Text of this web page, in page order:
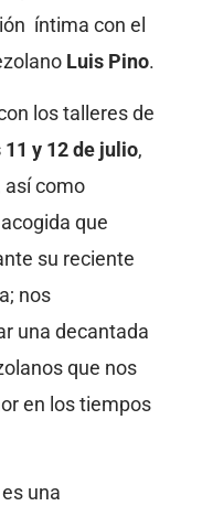
íntima con el
Luis Pino.
los talleres de
11 y 12 de julio,
así como
que
su reciente
nos
una decantada
que nos
en los tiempos
una